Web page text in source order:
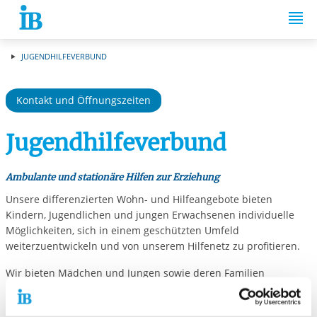
Springe zum Inhalt
JUGENDHILFEVERBUND
Kontakt und Öffnungszeiten
Jugendhilfeverbund
Ambulante und stationäre Hilfen zur Erziehung
Unsere differenzierten Wohn- und Hilfeangebote bieten
Kindern, Jugendlichen und jungen Erwachsenen individuelle
Möglichkeiten, sich in einem geschützten Umfeld
weiterzuentwickeln und von unserem Hilfenetz zu profitieren.
Wir bieten Mädchen und Jungen sowie deren Familien
Unterstützung, Beratung, Begleitung und Orientierung, um
ihren persönlichen Weg zu einem selbstbestimmten Leben zu